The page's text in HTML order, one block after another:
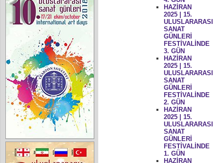
HAZİRAN
2025 | 15.
ULUSLARARASI
SANAT
GÜNLERİ
FESTİVALİNDE
3. GÜN
HAZİRAN
2025 | 15.
ULUSLARARASI
SANAT
GÜNLERİ
FESTİVALİNDE
2. GÜN
HAZİRAN
2025 | 15.
ULUSLARARASI
SANAT
GÜNLERİ
FESTİVALİNDE
1. GÜN
HAZİRAN